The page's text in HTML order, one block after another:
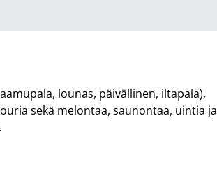
lounas, päivällinen, iltapala),
sekä melontaa, saunontaa, uintia ja